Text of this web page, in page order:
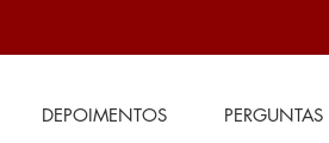
DEPOIMENTOS PERGUNTAS